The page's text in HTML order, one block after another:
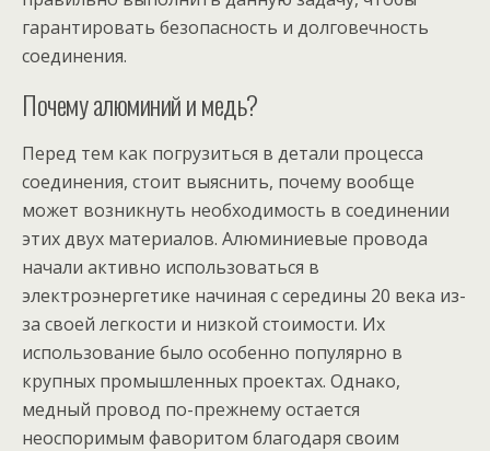
гарантировать безопасность и долговечность
соединения.
Почему алюминий и медь?
Перед тем как погрузиться в детали процесса
соединения, стоит выяснить, почему вообще
может возникнуть необходимость в соединении
этих двух материалов. Алюминиевые провода
начали активно использоваться в
электроэнергетике начиная с середины 20 века из-
за своей легкости и низкой стоимости. Их
использование было особенно популярно в
крупных промышленных проектах. Однако,
медный провод по-прежнему остается
неоспоримым фаворитом благодаря своим